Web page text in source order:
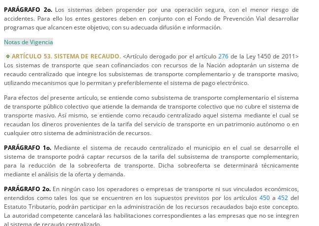
PARÁGRAFO 2o.Los sistemas deben propender por una operación segura, con el menor riesgo de
accidentes. Para ello los entes gestores deben en conjunto con el Fondo de Prevención Vial desarrollar
programas que alcancen este objetivo, con su adecuada difusión e información.
Notas de Vigencia
ARTÍCULO 53. SISTEMA DE RECAUDO. <Artículo derogado por el artículo276 de la Ley 1450 de 2011>
Los sistemas de transporte que sean cofinanciados con recursos de la Nación adoptarán un sistema de
recaudo centralizado que integre los subsistemas de transporte complementario y de transporte masivo,
utilizando mecanismos que lo permitan y preferiblemente el sistema de pago electrónico.
Para efectos del presente artículo, se entiende como subsistema de transporte complementario el sistema
de transporte público colectivo que atiende la demanda de transporte colectivo que no cubre el sistema de
transporte masivo. Así mismo, se entiende como recaudo centralizado aquel sistema mediante el cual se
recaudan los dineros provenientes de la tarifa del servicio de transporte en un patrimonio autónomo o en
cualquier otro sistema de administración de recursos.
PARÁGRAFO 1o. Mediante el sistema de recaudo centralizado el municipio en el cual se desarrolle el
sistema de transporte podrá captar recursos de la tarifa del subsistema de transporte complementario,
para la reducción de la sobreoferta de transporte. Dicha sobreoferta se determinará técnicamente
mediante el análisis de la oferta y demanda.
PARÁGRAFO 2o. En ningún caso los operadores o empresas de transporte ni sus vinculados económicos,
entendidos como tales los que se encuentren en los supuestos previstos por los artículos450 a452 del
Estatuto Tributario, podrán participar en la administración de los recursos recaudados bajo este concepto.
La autoridad competente cancelará las habilitaciones correspondientes a las empresas que no se integren
al sistema de recaudo centralizado.